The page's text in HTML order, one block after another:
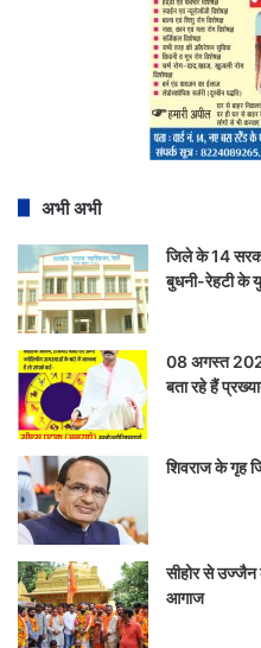
अभी अभी
जिले के 14
बुधनी-रेहटी के
08 अगस्त
बता रहे हैं
शिवराज के गृह
सीहोर से उज्जैन
आगाज